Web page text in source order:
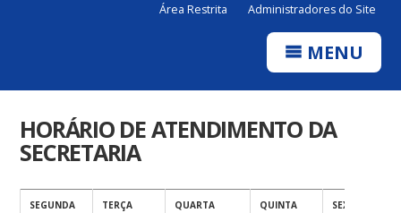
Área Restrita Administradores do Site
MENU
HORÁRIO DE ATENDIMENTO DA
SECRETARIA
SEGUNDA TERÇA QUARTA QUINTA SEXTA